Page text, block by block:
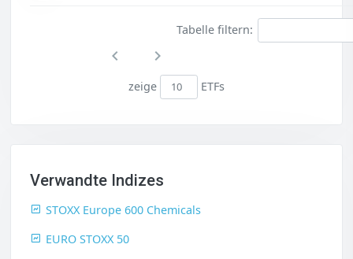
Tabelle filtern:
zeige ETFs
Verwandte Indizes
STOXX Europe 600 Chemicals
EURO STOXX 50